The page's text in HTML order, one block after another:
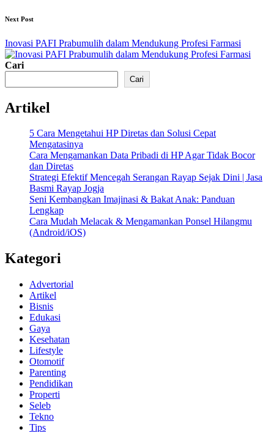
Next Post
Inovasi PAFI Prabumulih dalam Mendukung Profesi Farmasi
Cari
Cari
Artikel
5 Cara Mengetahui HP Diretas dan Solusi Cepat
Mengatasinya
Cara Mengamankan Data Pribadi di HP Agar Tidak Bocor
dan Diretas
Strategi Efektif Mencegah Serangan Rayap Sejak Dini | Jasa
Basmi Rayap Jogja
Seni Kembangkan Imajinasi & Bakat Anak: Panduan
Lengkap
Cara Mudah Melacak & Mengamankan Ponsel Hilangmu
(Android/iOS)
Kategori
Advertorial
Artikel
Bisnis
Edukasi
Gaya
Kesehatan
Lifestyle
Otomotif
Parenting
Pendidikan
Properti
Seleb
Tekno
Tips